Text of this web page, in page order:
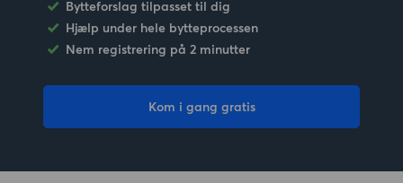
Bytteforslag tilpasset til dig
Hjælp under hele bytteprocessen
Nem registrering på 2 minutter
Kom i gang gratis